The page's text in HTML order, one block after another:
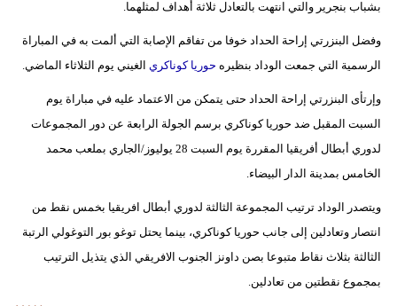
علوم
وتكنولوجيا
بيئة
أبراج
بشباب بنجرير والتي انتهت بالتعادل ثلاثة أهداف لمثلهما.
وفضل البنزرتي إراحة الحداد خوفا من تفاقم الإصابة التي ألمت به في المباراة
الرسمية التي جمعت الوداد بنظيره حوريا كوناكري الغيني يوم الثلاثاء الماضي.
وإرتأى البنزرتي إراحة الحداد حتى يتمكن من الاعتماد عليه في مباراة يوم
السبت المقبل ضد حوريا كوناكري برسم الجولة الرابعة عن دور المجموعات
لدوري أبطال أفريقيا المقررة يوم السبت 28 يوليوز/الجاري بملعب محمد
الخامس بمدينة الدار البيضاء.
ويتصدر الوداد ترتيب المجموعة الثالثة لدوري أبطال افريقيا بخمس نقط من
انتصار وتعادلين إلى جانب حوريا كوناكري، بينما يحتل توغو بور التوغولي الرتبة
الثالثة بثلاث نقاط متبوعا بصن داونز الجنوب الافريقي الذي يتذيل الترتيب
بمجموع نقطتين من تعادلين.